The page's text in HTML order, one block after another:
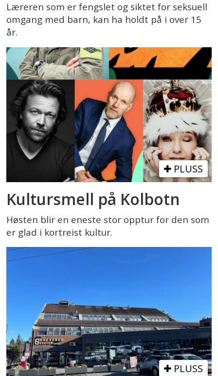
Læreren som er fengslet og siktet for seksuell
omgang med barn, kan ha holdt på i over 15
år.
PLUSS
Kultursmell på Kolbotn
Høsten blir en eneste stor opptur for den som
er glad i kortreist kultur.
PLUSS